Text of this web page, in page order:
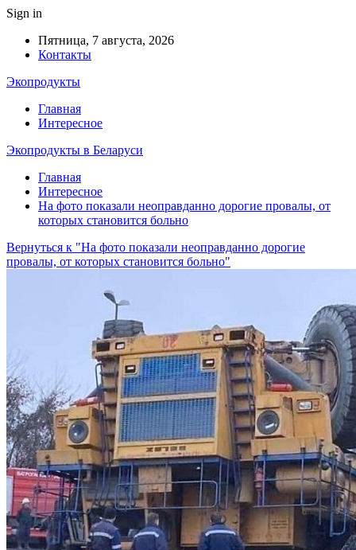
Sign in
Пятница, 7 августа, 2026
Контакты
Экопродукты
Главная
Интересное
Экопродукты в Беларуси
Главная
Интересное
На фото показали неоправданно дорогие провалы, от
которых становится больно
Вернуться к "На фото показали неоправданно дорогие
провалы, от которых становится больно"